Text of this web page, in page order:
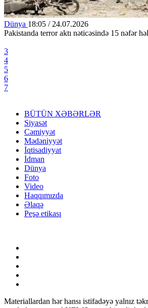
Dünya 18:05 / 24.07.2026
Pakistanda terror aktı nəticəsində 15 nəfər
3
4
5
6
7
BÜTÜN XƏBƏRLƏR
Siyasət
Cəmiyyət
Mədəniyyət
İqtisadiyyat
İdman
Dünya
Foto
Video
Haqqımızda
Əlaqə
Peşə etikası
Materiallardan hər hansı istifadəyə yalnız